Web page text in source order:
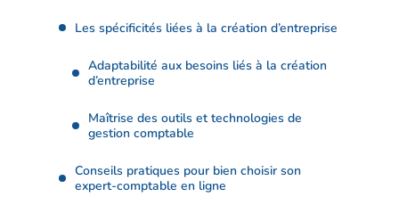
Les spécificités liées à la création d’entreprise
Adaptabilité aux besoins liés à la création
d’entreprise
Maîtrise des outils et technologies de
gestion comptable
Conseils pratiques pour bien choisir son
expert-comptable en ligne